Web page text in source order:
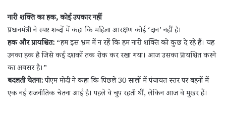
नारी शक्ति का हक, कोई उपकार नहीं
प्रधानमंत्री ने स्पष्ट शब्दों में कहा कि महिला आरक्षण कोई ‘दान’ नहीं है।
हक और प्रायश्चित: “हम इस भ्रम में न रहें कि हम नारी शक्ति को कुछ दे रहे हैं। यह
उनका हक है जिसे कई दशकों तक रोक कर रखा गया। आज उसका प्रायश्चित करने
का अवसर है।”
बदलती चेतना:पीएम मोदी ने कहा कि पिछले 30 सालों में पंचायत स्तर पर बहनों में
एक नई राजनीतिक चेतना आई है। पहले वे चुप रहती थीं, लेकिन आज वे मुखर हैं।